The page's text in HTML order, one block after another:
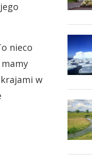
nieco
mamy
w